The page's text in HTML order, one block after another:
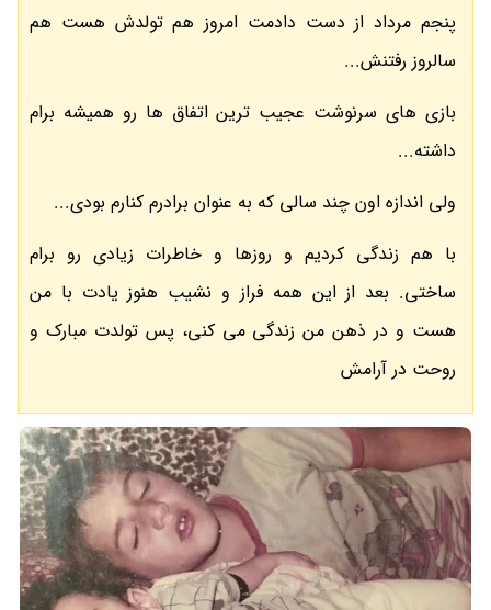
پنجم مرداد از دست دادمت امروز هم تولدش هست هم
سالروز رفتنش...
بازی های سرنوشت عجیب ترین اتفاق ها رو همیشه برام
داشته...
ولی اندازه اون چند سالی که به عنوان برادرم کنارم بودی...
با هم زندگی کردیم و روزها و خاطرات زیادی رو برام
ساختی. بعد از این همه فراز و نشیب هنوز یادت با من
هست و در ذهن من زندگی می کنی، پس تولدت مبارک و
روحت در آرامش